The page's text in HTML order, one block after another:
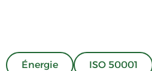
Énergie ISO 50001